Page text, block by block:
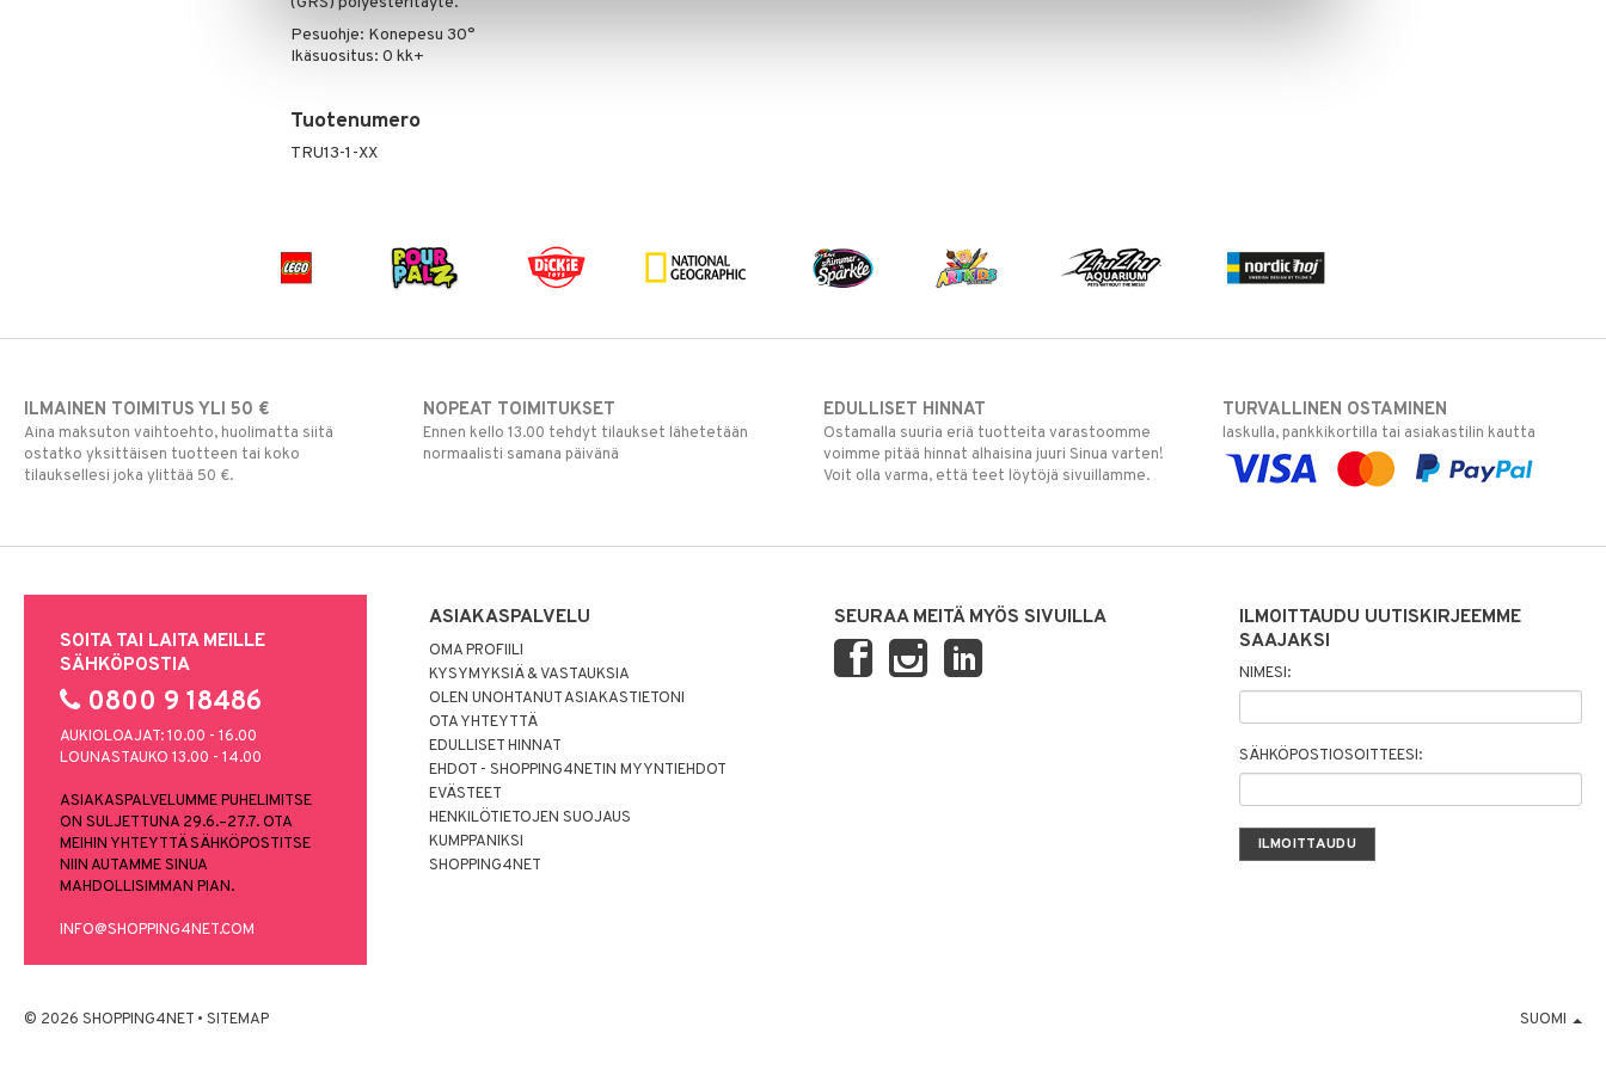
Pesuohje: Konepesu 30°
Ikäsuositus: 0 kk+
Tuotenumero
TRU13-1-XX
Super Mario
ILMAINEN TOIMITUS YLI 50 €
Aina maksuton vaihtoehto, huolimatta siitä
ostatko yksittäisen tuotteen tai koko
tilauksellesi joka ylittää 50 €.
NOPEAT TOIMITUKSET
Ennen kello 13.00 tehdyt tilaukset lähetetään
normaalisti samana päivänä
EDULLISET HINNAT
Ostamalla suuria eriä tuotteita varastoomme
voimme pitää hinnat alhaisina juuri Sinua varten!
Voit olla varma, että teet löytöjä sivuillamme.
TURVALLINEN OSTAMINEN
laskulla, pankkikortilla tai asiakastilin kautta
SOITA TAI LAITA MEILLE
SÄHKÖPOSTIA
0800 9 18486
AUKIOLOAJAT: 10.00 - 16.00
LOUNASTAUKO 13.00 - 14.00
ASIAKASPALVELUMME PUHELIMITSE
ON SULJETTUNA 29.6.–27.7. OTA
MEIHIN YHTEYTTÄ SÄHKÖPOSTITSE
NIIN AUTAMME SINUA
MAHDOLLISIMMAN PIAN.
INFO@SHOPPING4NET.COM
ASIAKASPALVELU
OMA PROFIILI
KYSYMYKSIÄ & VASTAUKSIA
OLEN UNOHTANUT ASIAKASTIETONI
OTA YHTEYTTÄ
EDULLISET HINNAT
EHDOT - SHOPPING4NETIN MYYNTIEHDOT
EVÄSTEET
HENKILÖTIETOJEN SUOJAUS
KUMPPANIKSI
SHOPPING4NET
SEURAA MEITÄ MYÖS SIVUILLA
ILMOITTAUDU UUTISKIRJEEMME
SAAJAKSI
NIMESI:
SÄHKÖPOSTIOSOITTEESI:
© 2026 SHOPPING4NET • SITEMAP SUOMI